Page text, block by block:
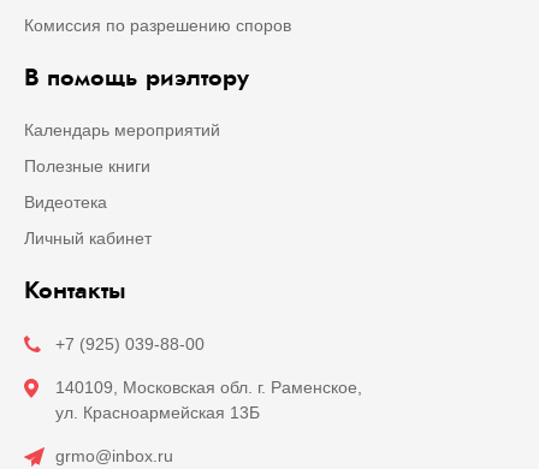
Комиссия по разрешению споров
В помощь риэлтору
Календарь мероприятий
Полезные книги
Видеотека
Личный кабинет
Контакты
+7 (925) 039-88-00
140109, Московская обл. г. Раменское,
ул. Красноармейская 13Б
grmo@inbox.ru